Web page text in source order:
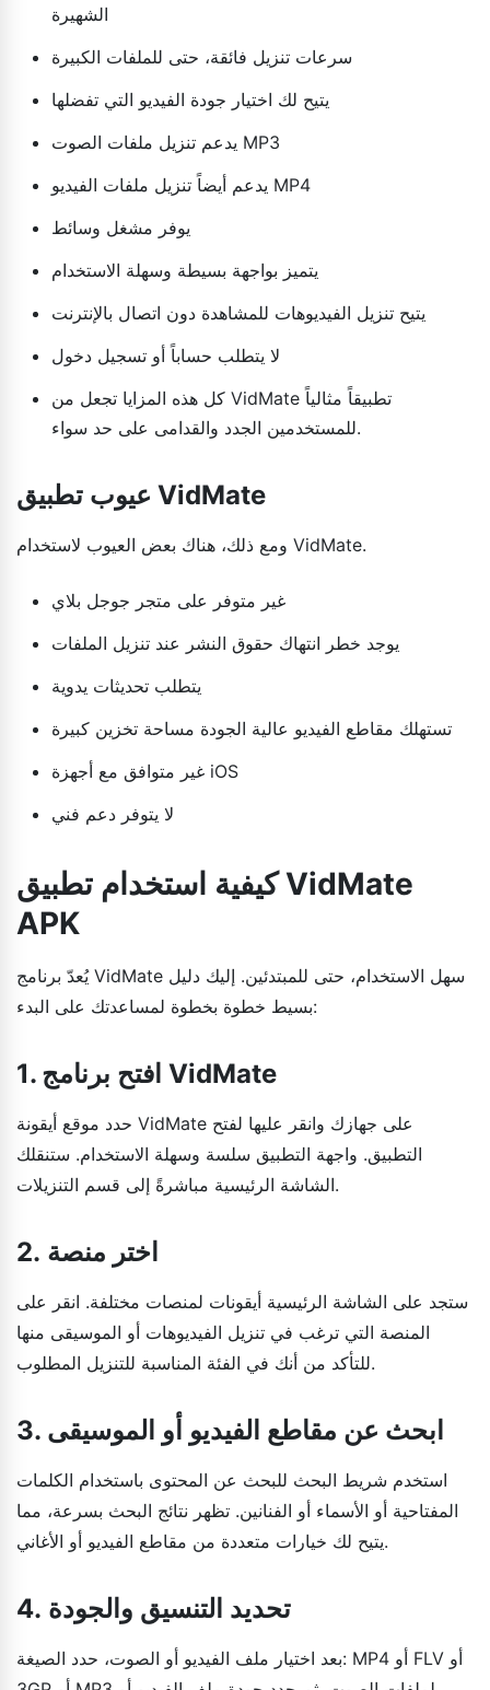
الشهيرة
سرعات تنزيل فائقة، حتى للملفات الكبيرة
يتيح لك اختيار جودة الفيديو التي تفضلها
يدعم تنزيل ملفات الصوت MP3
يدعم أيضاً تنزيل ملفات الفيديو MP4
يوفر مشغل وسائط
يتميز بواجهة بسيطة وسهلة الاستخدام
يتيح تنزيل الفيديوهات للمشاهدة دون اتصال بالإنترنت
لا يتطلب حساباً أو تسجيل دخول
كل هذه المزايا تجعل من VidMate تطبيقاً مثالياً
للمستخدمين الجدد والقدامى على حد سواء.
عيوب تطبيق VidMate
ومع ذلك، هناك بعض العيوب لاستخدام VidMate.
غير متوفر على متجر جوجل بلاي
يوجد خطر انتهاك حقوق النشر عند تنزيل الملفات
يتطلب تحديثات يدوية
تستهلك مقاطع الفيديو عالية الجودة مساحة تخزين كبيرة
غير متوافق مع أجهزة iOS
لا يتوفر دعم فني
كيفية استخدام تطبيق VidMate
APK
يُعدّ برنامج VidMate سهل الاستخدام، حتى للمبتدئين. إليك دليل
بسيط خطوة بخطوة لمساعدتك على البدء:
1. افتح برنامج VidMate
حدد موقع أيقونة VidMate على جهازك وانقر عليها لفتح
التطبيق. واجهة التطبيق سلسة وسهلة الاستخدام. ستنقلك
الشاشة الرئيسية مباشرةً إلى قسم التنزيلات.
2. اختر منصة
ستجد على الشاشة الرئيسية أيقونات لمنصات مختلفة. انقر على
المنصة التي ترغب في تنزيل الفيديوهات أو الموسيقى منها
للتأكد من أنك في الفئة المناسبة للتنزيل المطلوب.
3. ابحث عن مقاطع الفيديو أو الموسيقى
استخدم شريط البحث للبحث عن المحتوى باستخدام الكلمات
المفتاحية أو الأسماء أو الفنانين. تظهر نتائج البحث بسرعة، مما
يتيح لك خيارات متعددة من مقاطع الفيديو أو الأغاني.
4. تحديد التنسيق والجودة
بعد اختيار ملف الفيديو أو الصوت، حدد الصيغة: MP4 أو FLV أو